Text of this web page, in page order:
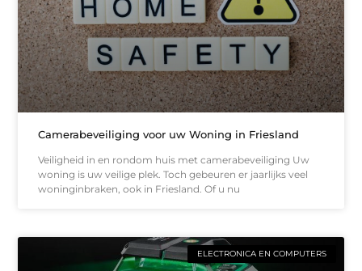
Camerabeveiliging voor uw Woning in Friesland
Veiligheid in en rondom huis met camerabeveiliging Uw
woning is uw veilige plek. Toch gebeuren er jaarlijks veel
woninginbraken, ook in Friesland. Of u nu
ELECTRONICA EN COMPUTERS